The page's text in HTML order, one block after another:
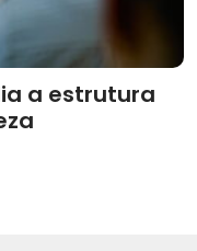
a estrutura